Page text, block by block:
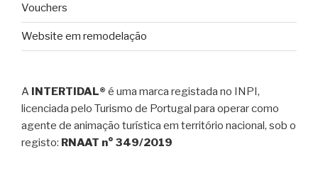
Vouchers
Website em remodelação
A INTERTIDAL® é uma marca registada no INPI,
licenciada pelo Turismo de Portugal para operar como
agente de animação turística em território nacional, sob o
registo: RNAAT n° 349/2019